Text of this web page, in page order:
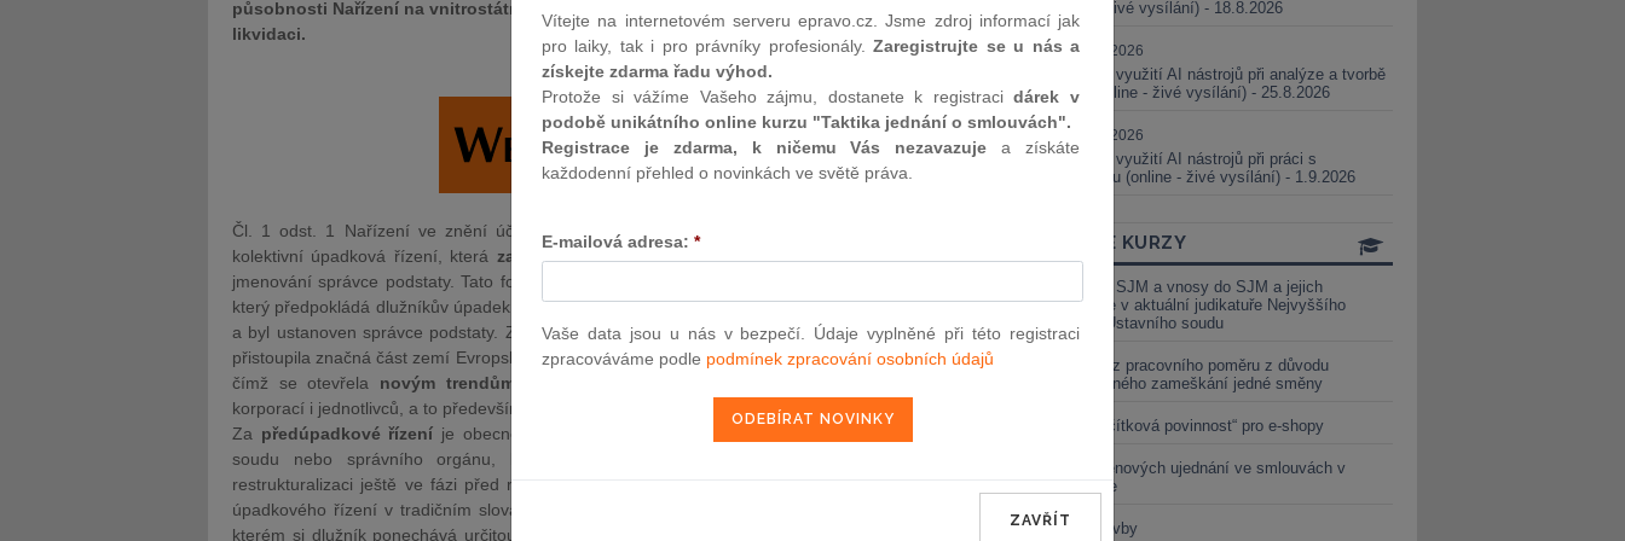
působnosti Nařízení na vnitrostátní řízení, která umožňují i jiná řešení úpadku dlužníka než
likvidaci.
Čl. 1 odst. 1 Nařízení ve znění účinném od roku 2002 uvádí, že se Nařízení použije toliko na
kolektivní úpadková řízení, která zahrnují částečné nebo úplné zabavení majetku dlužníka
jmenování správce podstaty. Tato formulace v sobě odráží
který předpokládá dlužníkův úpadek a vyžaduje, aby byl dlužník zbaven dispozičních práv k majetku
a byl ustanoven správce podstaty. Za léta uplynulá od doby, kdy bylo toto ustanovení přijato, však
přistoupila značná část zemí Evropské uniek rekodifikaci vnitrostátního insolvenčního práva[1],
čímž se otevřela novým trendům a přístupům
korporací i jednotlivců, a to především za pomocí institutů předúpadkových a hybridních řízení.
Za předúpadkové řízení je obecně považováno kvazikolektivní řízení prováděné pod dohledem
soudu nebo správního orgánu, které dlužníkovi ve finančních obtížích dává příležitost k
restrukturalizaci ještě ve fázi před rozhodnutím o úpadku, díky čemuž se dlužník vyhne zahájení
úpadkového řízení v tradičním slova smyslu. Za
kterém si dlužník ponechává určitou kontrolu nad svým majetkem a záležitostmi, ačkoliv jsou pod
(online - živé vysílání) - 18.8.2026
25.08.2026
Praktické využití AI nástrojů při analýze a tvorbě
smluv (online - živé vysílání) - 25.8.2026
01.09.2026
Praktické využití AI nástrojů při práci s
judikaturou (online - živé vysílání) - 1.9.2026
ONLINE KURZY
Vnosy ze SJM a vnosy do SJM a jejich
valorizace v aktuální judikatuře Nejvyššího
soudu a Ústavního soudu
Výpověď z pracovního poměru z důvodu
neomluveného zameškání jedné směny
Nová „tlačítková povinnost“ pro e-shopy
Změna cenových ujednání ve smlouvách v
energetice
Černé stavby
Vítejte na internetovém serveru epravo.cz. Jsme zdroj informací jak
pro laiky, tak i pro právníky profesionály.Zaregistrujte se u nás a
získejte zdarma řadu výhod.
Protože si vážíme Vašeho zájmu, dostanete k registracidárek v
podobě unikátního online kurzu "Taktika jednání o smlouvách".
Registrace je zdarma, k ničemu Vás nezavazuje a získáte
každodenní přehled o novinkách ve světě práva.
E-mailová adresa: *
Vaše data jsou u nás v bezpečí. Údaje vyplněné při této registraci
zpracováváme podle podmínek zpracování osobních údajů
ZAVŘÍT